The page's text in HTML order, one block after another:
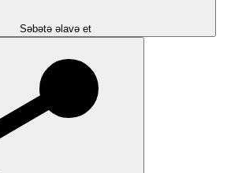
Səbətə əlavə et